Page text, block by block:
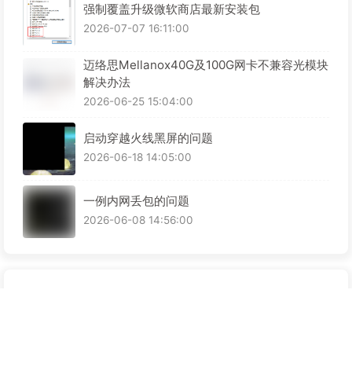
强制覆盖升级微软商店最新安装包
2026-07-07 16:11:00
迈络思Mellanox40G及100G网卡不兼容光模块
解决办法
2026-06-25 15:04:00
启动穿越火线黑屏的问题
2026-06-18 14:05:00
一例内网丢包的问题
2026-06-08 14:56:00